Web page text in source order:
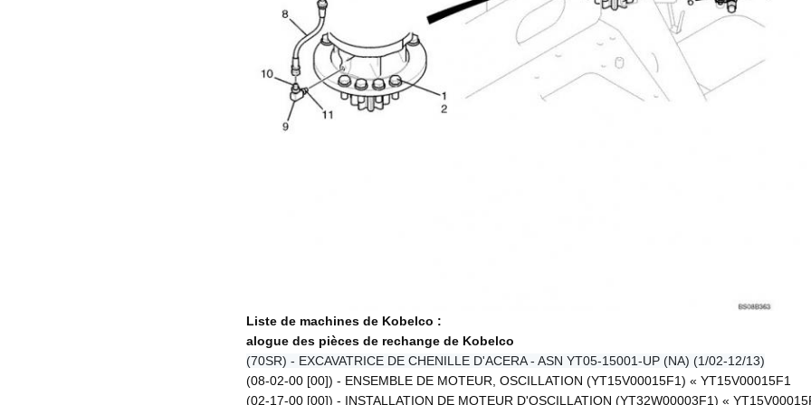
Liste de machines de Kobelco :
alogue des pièces de rechange de Kobelco
(70SR) - EXCAVATRICE DE CHENILLE D'ACERA - ASN YT05-15001-UP (NA) (1/02-12/13)
(08-02-00 [00]) - ENSEMBLE DE MOTEUR, OSCILLATION (YT15V00015F1) « YT15V00015F1
(02-17-00 [00]) - INSTALLATION DE MOTEUR D'OSCILLATION (YT32W00003F1) «